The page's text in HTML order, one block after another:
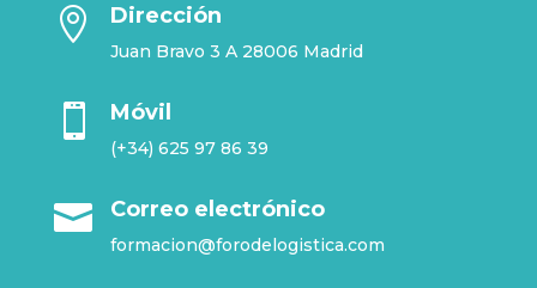
 Dirección
Juan Bravo 3 A 28006 Madrid
 Móvil
(+34) 625 97 86 39
 Correo electrónico
formacion@forodelogistica.com